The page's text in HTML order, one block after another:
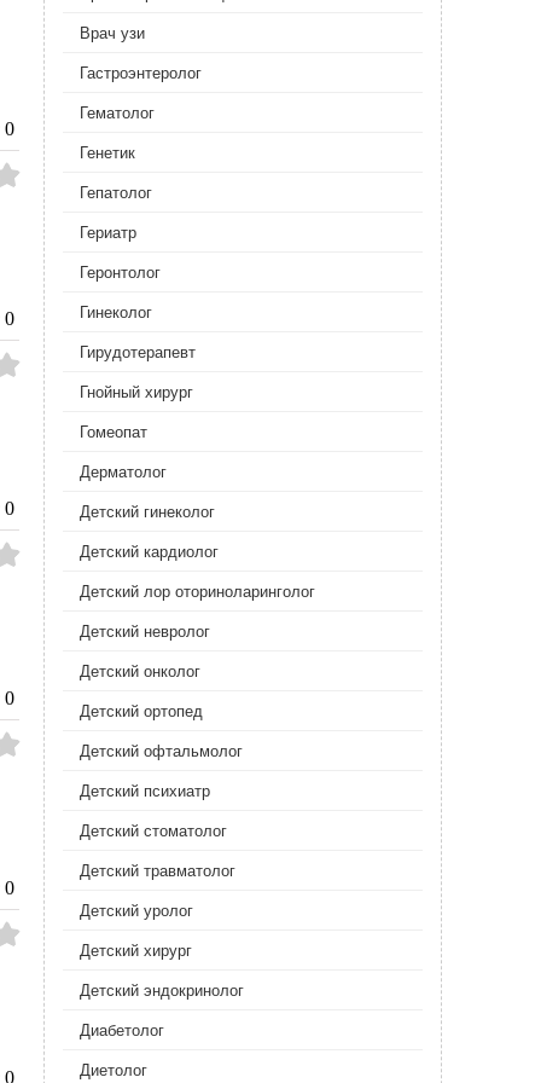
0
0
0
0
0
0
Врач узи
Гастроэнтеролог
Гематолог
Генетик
Гепатолог
Гериатр
Геронтолог
Гинеколог
Гирудотерапевт
Гнойный хирург
Гомеопат
Дерматолог
Детский гинеколог
Детский кардиолог
Детский лор оториноларинголог
Детский невролог
Детский онколог
Детский ортопед
Детский офтальмолог
Детский психиатр
Детский стоматолог
Детский травматолог
Детский уролог
Детский хирург
Детский эндокринолог
Диабетолог
Диетолог